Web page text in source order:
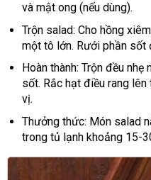
và mật ong (nếu dùng).
Trộn salad: Cho hồng
một tô lớn. Rưới phần sốt
Hoàn thành: Trộn đều
sốt. Rắc hạt điều rang
vị.
Thưởng thức: Món salad
trong tủ lạnh khoảng 15-